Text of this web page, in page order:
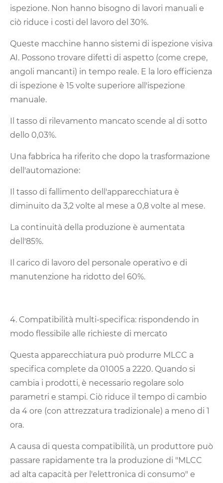
ispezione. Non hanno bisogno di lavori manuali e
ciò riduce i costi del lavoro del 30%.
Queste macchine hanno sistemi di ispezione visiva
AI. Possono trovare difetti di aspetto (come crepe,
angoli mancanti) in tempo reale. E la loro efficienza
di ispezione è 15 volte superiore all'ispezione
manuale.
Il tasso di rilevamento mancato scende al di sotto
dello 0,03%.
Una fabbrica ha riferito che dopo la trasformazione
dell'automazione:
Il tasso di fallimento dell'apparecchiatura è
diminuito da 3,2 volte al mese a 0,8 volte al mese.
La continuità della produzione è aumentata
dell'85%.
Il carico di lavoro del personale operativo e di
manutenzione ha ridotto del 60%.
4. Compatibilità multi-specifica: rispondendo in
modo flessibile alle richieste di mercato
Questa apparecchiatura può produrre MLCC a
specifica complete da 01005 a 2220. Quando si
cambia i prodotti, è necessario regolare solo
parametri e stampi. Ciò riduce il tempo di cambio
da 4 ore (con attrezzatura tradizionale) a meno di 1
ora.
A causa di questa compatibilità, un produttore può
passare rapidamente tra la produzione di "MLCC
ad alta capacità per l'elettronica di consumo" e